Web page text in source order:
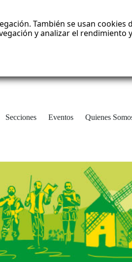
También se usan
y analizar el rendimiento
Secciones Eventos Quienes